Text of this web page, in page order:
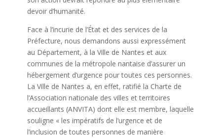
devoir d’humanité.
Face à l’incurie de l’État et des services de la
Préfecture, nous demandons aussi expressément
au Département, à la Ville de Nantes et aux
communes de la métropole nantaise d’assurer un
hébergement d’urgence pour toutes ces personnes.
La Ville de Nantes a, en effet, ratifié la Charte de
l’Association nationale des villes et territoires
accueillants (ANVITA) dont elle est membre, laquelle
souligne « les impératifs de l’urgence et de
l’inclusion de toutes personnes de manière